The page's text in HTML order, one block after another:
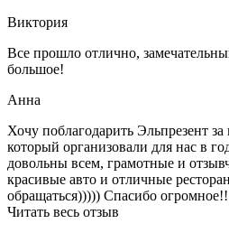
Виктория
Все прошло отлично,
большое!
Анна
Хочу поблагодарить Эльпрезент
который организовали для нас в
довольны всем, грамотные и
красивые авто и отличные
обращаться))))) Спасибо
Читать весь отзыв